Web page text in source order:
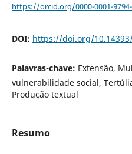
https://orcid.org/0000-0001-
DOI: https://doi.org/10.14393/
Palavras-chave: Extensão,
vulnerabilidade social,
Produção textual
Resumo